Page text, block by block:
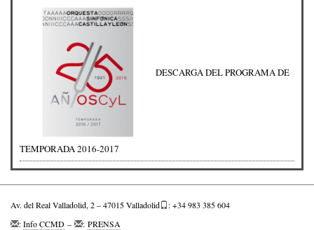
DESCARGA DEL PROGRAMA DE
TEMPORADA 2016-2017
Av. del Real Valladolid, 2 – 47015 Valladolid
: +34 983 385 604
:Info CCMD – : PRENSA